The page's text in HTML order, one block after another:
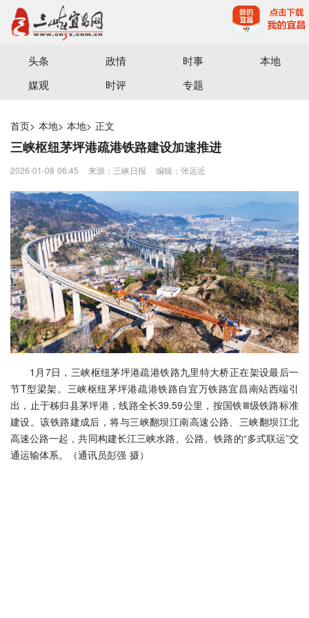
宜昌三峡融媒体中心主办
头条 政情 时事
本地
媒观
时评 专题
首页> 本地> 本地> 正文
三峡枢纽茅坪港疏港铁路建设加速推进
2026-01-08 06:45 来源：三峡日报 编辑：张远近
1月7日，三峡枢纽茅坪港疏港铁路九里特大桥正在架设最后一
节T型梁架。三峡枢纽茅坪港疏港铁路自宜万铁路宜昌南站西端引
出，止于秭归县茅坪港，线路全长39.59公里，按国铁Ⅲ级铁路标准
建设。该铁路建成后，将与三峡翻坝江南高速公路、三峡翻坝江北
高速公路一起，共同构建长江三峡水路、公路、铁路的“多式联运”交
通运输体系。（通讯员彭强 摄）